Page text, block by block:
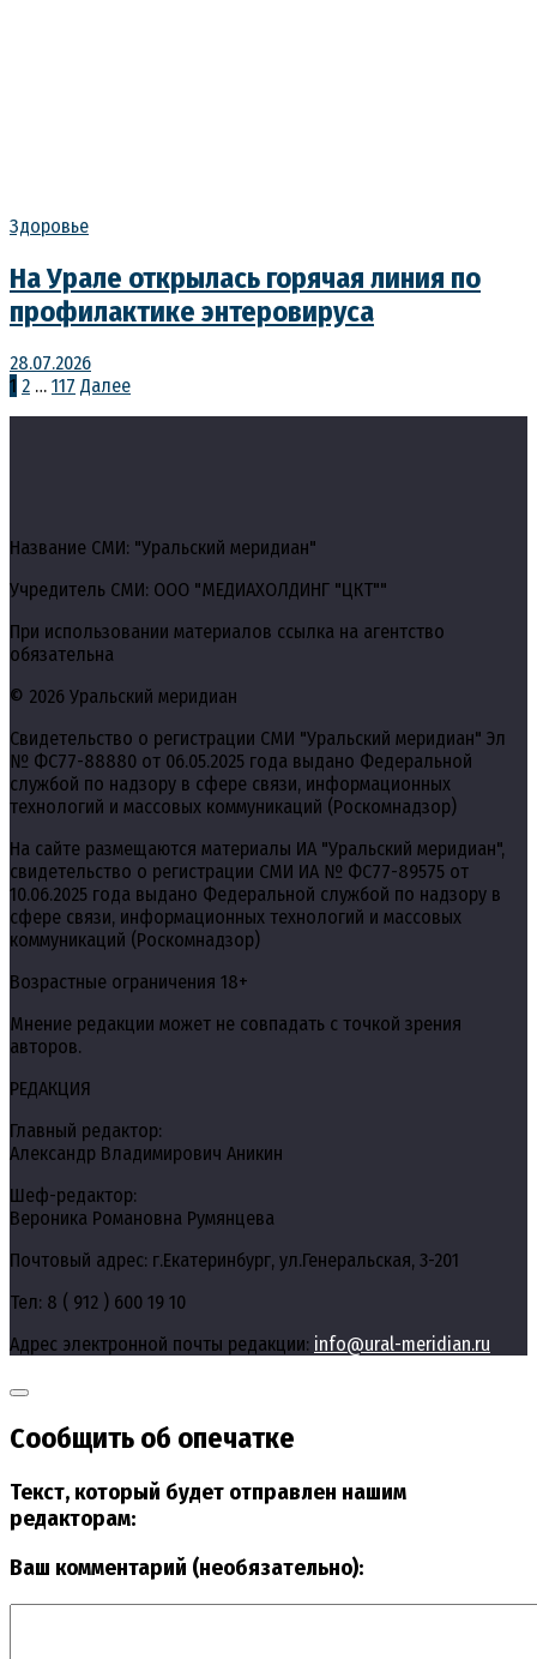
Здоровье
На Урале открылась горячая линия по
профилактике энтеровируса
28.07.2026
Пагинация
1 2 … 117 Далее
Название СМИ: "Уральский меридиан"
Учредитель СМИ: ООО "МЕДИАХОЛДИНГ "ЦКТ""
При использовании материалов ссылка на агентство
обязательна
© 2026 Уральский меридиан
Свидетельство о регистрации СМИ "Уральский меридиан" Эл
№ ФС77-88880 от 06.05.2025 года выдано Федеральной
службой по надзору в сфере связи, информационных
технологий и массовых коммуникаций (Роскомнадзор)
На сайте размещаются материалы ИА "Уральский меридиан",
свидетельство о регистрации СМИ ИА № ФС77-89575 от
10.06.2025 года выдано Федеральной службой по надзору в
сфере связи, информационных технологий и массовых
коммуникаций (Роскомнадзор)
Возрастные ограничения 18+
Мнение редакции может не совпадать с точкой зрения
авторов.
РЕДАКЦИЯ
Главный редактор:
Александр Владимирович Аникин
Шеф-редактор:
Вероника Романовна Румянцева
Почтовый адрес: г.Екатеринбург, ул.Генеральская, 3-201
Тел: 8 ( 912 ) 600 19 10
Адрес электронной почты редакции: info@ural-meridian.ru
Сообщить об опечатке
Текст, который будет отправлен нашим
редакторам:
Ваш комментарий (необязательно):